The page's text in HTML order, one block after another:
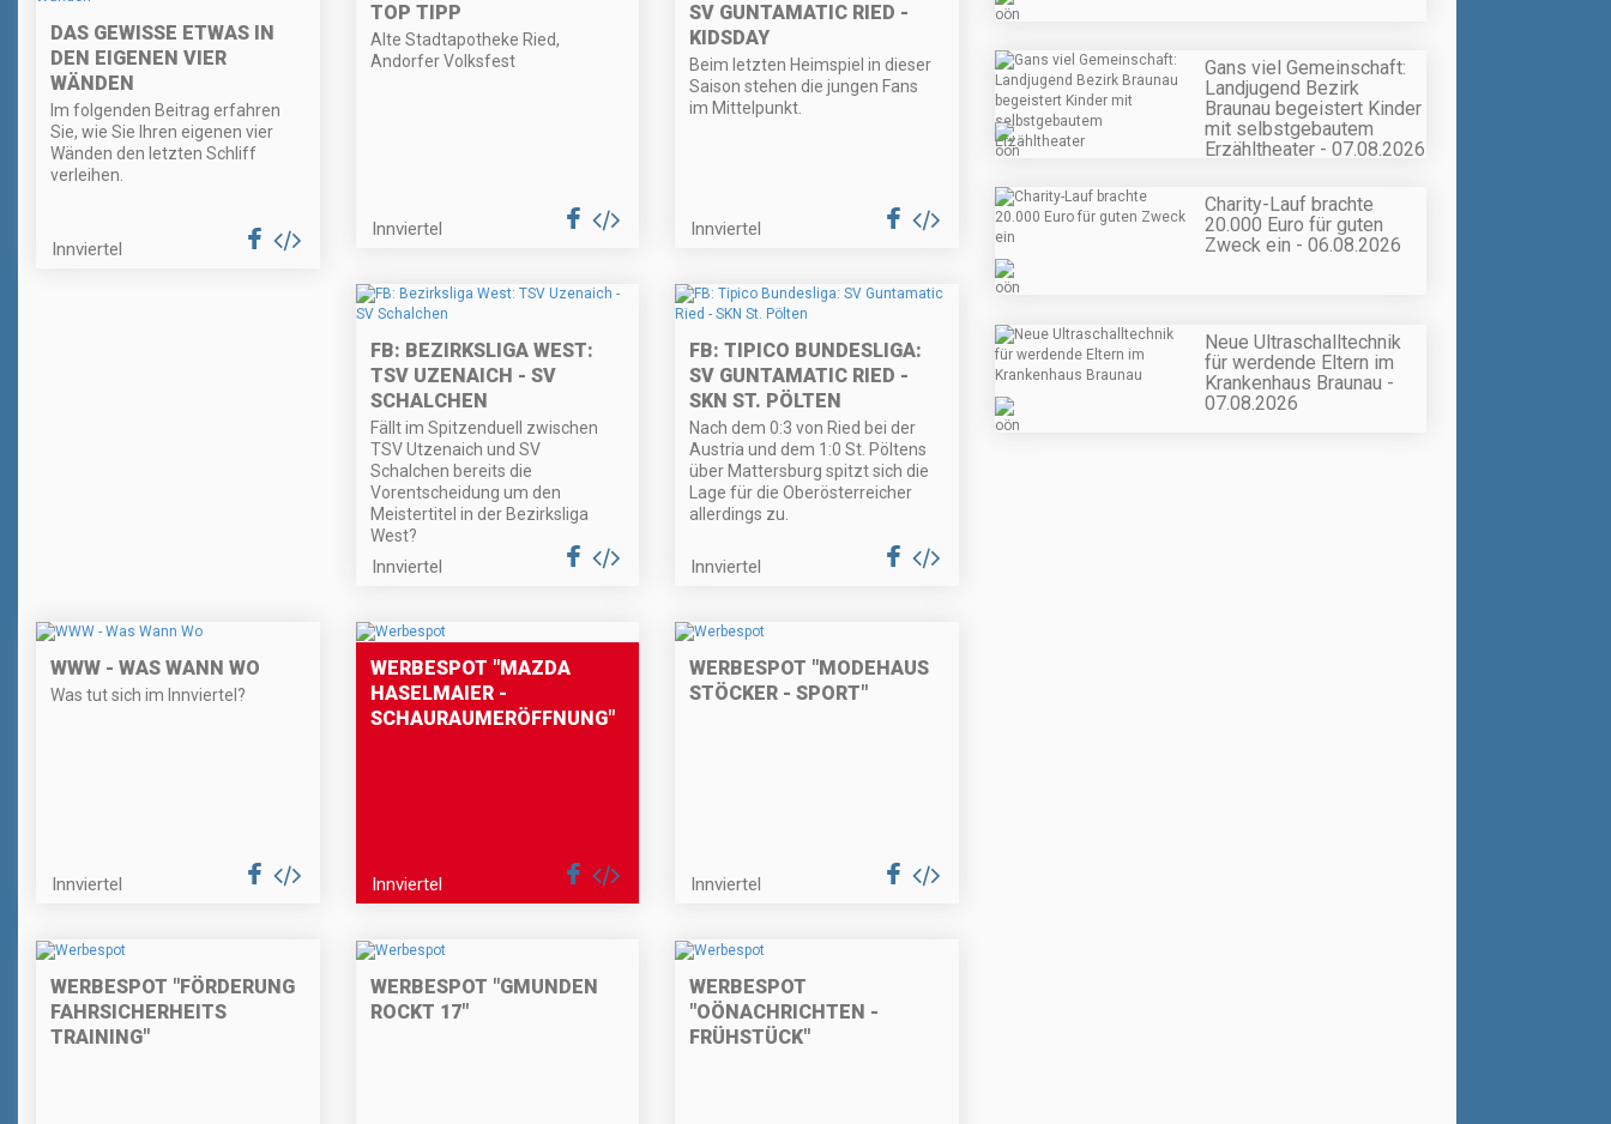
DAS GEWISSE ETWAS IN
DEN EIGENEN VIER
WÄNDEN
Im folgenden Beitrag erfahren
Sie, wie Sie Ihren eigenen vier
Wänden den letzten Schliff
verleihen.
Innviertel
TOP TIPP
Alte Stadtapotheke Ried,
Andorfer Volksfest
Innviertel
SV GUNTAMATIC RIED -
KIDSDAY
Beim letzten Heimspiel in dieser
Saison stehen die jungen Fans
im Mittelpunkt.
Innviertel
FB: BEZIRKSLIGA WEST:
TSV UZENAICH - SV
SCHALCHEN
Fällt im Spitzenduell zwischen
TSV Utzenaich und SV
Schalchen bereits die
Vorentscheidung um den
Meistertitel in der Bezirksliga
West?
Innviertel
FB: TIPICO BUNDESLIGA:
SV GUNTAMATIC RIED -
SKN ST. PÖLTEN
Nach dem 0:3 von Ried bei der
Austria und dem 1:0 St. Pöltens
über Mattersburg spitzt sich die
Lage für die Oberösterreicher
allerdings zu.
Innviertel
WWW - WAS WANN WO
Was tut sich im Innviertel?
Innviertel
WERBESPOT "MAZDA
HASELMAIER -
SCHAURAUMERÖFFNUNG"
Innviertel
WERBESPOT "MODEHAUS
STÖCKER - SPORT"
Innviertel
WERBESPOT "FÖRDERUNG
FAHRSICHERHEITS
TRAINING"
WERBESPOT "GMUNDEN
ROCKT 17"
WERBESPOT
"OÖNACHRICHTEN -
FRÜHSTÜCK"
Gans viel Gemeinschaft:
Landjugend Bezirk
Braunau begeistert Kinder
mit selbstgebautem
Erzähltheater - 07.08.2026
Charity-Lauf brachte
20.000 Euro für guten
Zweck ein - 06.08.2026
Neue Ultraschalltechnik
für werdende Eltern im
Krankenhaus Braunau -
07.08.2026